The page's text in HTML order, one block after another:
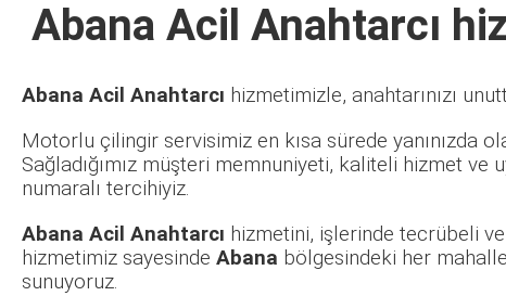
Abana Acil Anahtarcı
Abana Acil Anahtarcı hizmetimizle, anahtarınızı
Motorlu çilingir servisimiz en kısa sürede yanınızda
Sağladığımız müşteri memnuniyeti, kaliteli hizmet
numaralı tercihiyiz.
Abana Acil Anahtarcı hizmetini, işlerinde tecrübeli
hizmetimiz sayesinde Abana bölgesindeki her
sunuyoruz.